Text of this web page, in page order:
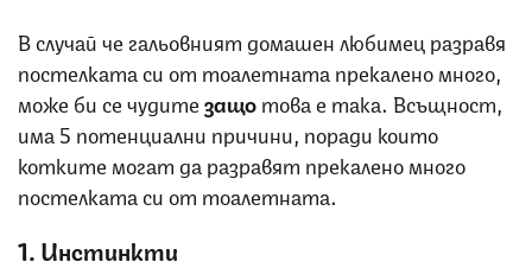
В случай че гальовният домашен любимец разравя
постелката си от тоалетната прекалено много,
може би се чудитезащотова е така. Всъщност,
има 5 потенциални причини, поради които
котките могат да разравят прекалено много
постелката си от тоалетната.
1. Инстинкти